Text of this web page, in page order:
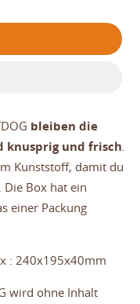
bleiben die
knusprig und frisch.
Kunststoff, damit du
Box hat ein
einer Packung
: 240x195x40mm
wird ohne Inhalt